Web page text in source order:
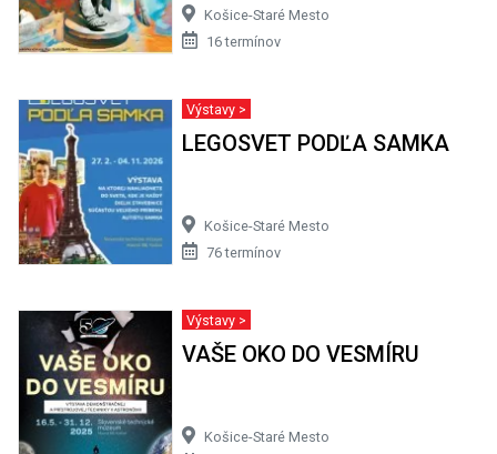
Košice-Staré Mesto
16 termínov
Výstavy >
LEGOSVET PODĽA SAMKA
Košice-Staré Mesto
76 termínov
Výstavy >
VAŠE OKO DO VESMÍRU
Košice-Staré Mesto